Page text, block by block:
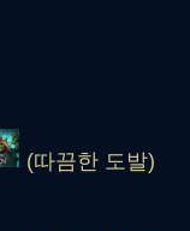
(따끔한 도발)